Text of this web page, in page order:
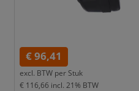
€ 96,41
excl. BTW per Stuk
€ 116,66 incl. 21% BTW